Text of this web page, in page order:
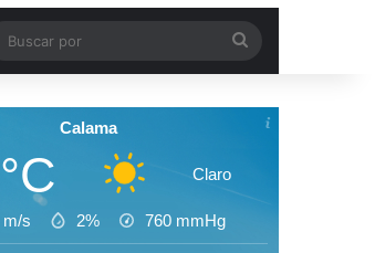
por
Calama
Claro
m/s 2% 760 mmHg